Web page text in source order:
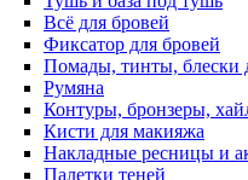
Всё для бровей
Фиксатор для бровей
Помады, тинты, блески
Румяна
Контуры, бронзеры,
Кисти для макияжа
Накладные ресницы и
Палетки теней